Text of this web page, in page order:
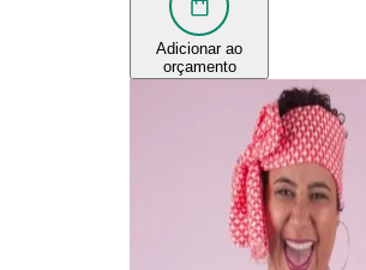
Adicionar ao
orçamento